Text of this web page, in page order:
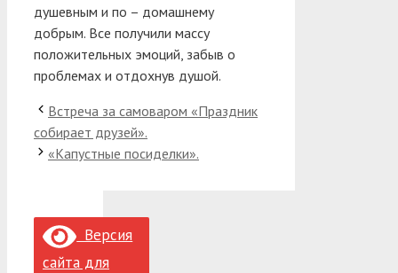
душевным и по – домашнему
добрым. Все получили массу
положительных эмоций, забыв о
проблемах и отдохнув душой.
Встреча за самоваром «Праздник
собирает друзей».
«Капустные посиделки».
Версия
сайта для